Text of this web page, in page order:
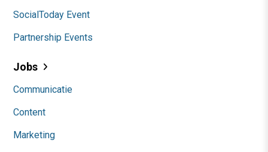
SocialToday Event
Partnership Events
Jobs
Communicatie
Content
Marketing